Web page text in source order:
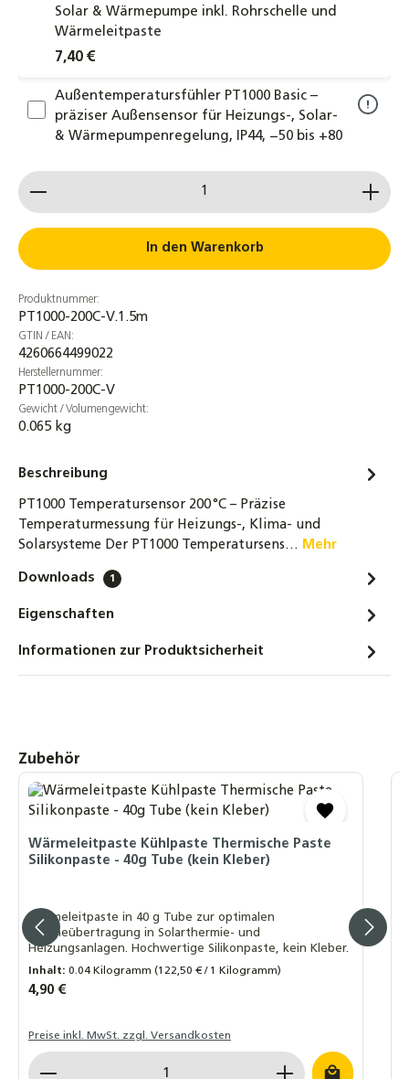
Solar & Wärmepumpe inkl. Rohrschelle und
Wärmeleitpaste
7,40 €
Außentemperatursfühler PT1000 Basic –
präziser Außensensor für Heizungs-, Solar-
& Wärmepumpenregelung, IP44, −50 bis +80
Kabelfühler, korrosionsbeständig, bis 160
Tauchhülse 1/2 Zoll vernickelt –
Messing/Kupfer – Für PT1000
Solaranlagen mit Druckschraube
4,30 €
Produkt Anzahl: Gib den gewünschten Wert ein
In den Warenkorb
Produktnummer:
PT1000-200C-V.1.5m
GTIN / EAN:
4260664499022
Herstellernummer:
PT1000-200C-V
Gewicht / Volumengewicht:
0.065 kg
Beschreibung
PT1000 Temperatursensor 200 °C – Präzise
Temperaturmessung für Heizungs-, Klima- und
Solarsysteme Der PT1000 Temperatursens… Mehr
Downloads 1
Eigenschaften
Informationen zur Produktsicherheit
Produktgalerie überspringen
Zubehör
Wärmeleitpaste Kühlpaste Thermische Paste
Silikonpaste - 40g Tube (kein Kleber)
Wärmeleitpaste in 40 g Tube zur optimalen
Wärmeübertragung in Solarthermie- und
Heizungsanlagen. Hochwertige Silikonpaste, kein Kleber.
Inhalt:0.04 Kilogramm(122,50 € / 1 Kilogramm)
Regulärer Preis:
4,90 €
Preise inkl. MwSt. zzgl. Versandkosten
Produkt Anzahl: Gib den gewünschten Wert